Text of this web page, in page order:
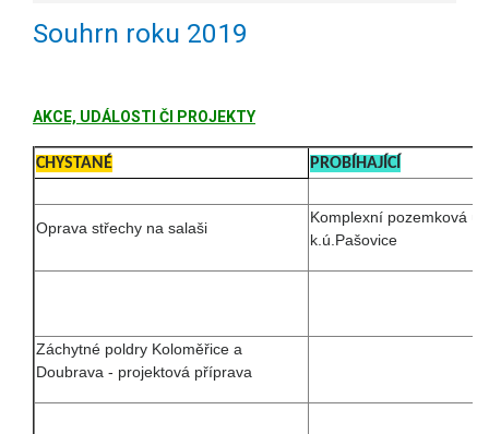
Souhrn roku 2019
AKCE, UDÁLOSTI ČI PROJEKTY
CHYSTANÉ PROBÍHAJÍCÍ
Oprava střechy na salaši
Komplexní pozemková
k.ú.Pašovice
Záchytné poldry Koloměřice a
Doubrava - projektová příprava